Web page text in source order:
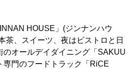
HOUSE」(ジンナンハウ
茶、スイーツ、夜はビストロと日
のオールデイダイニング「SAKUU
専門のフードトラック「RiCE